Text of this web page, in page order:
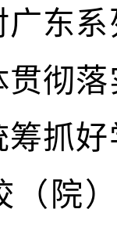
东
彻
抓
（院